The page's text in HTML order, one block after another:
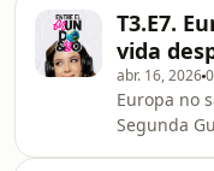
al man
continente
marcado
en una
ocupación
T3.E7.
vida
abr. 16, 2026
Europa no
Segunda